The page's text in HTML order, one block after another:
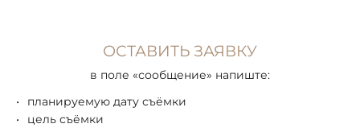
ОСТАВИТЬ ЗАЯВКУ
в поле «сообщение» напиште:
планируемую дату съёмки
цель съёмки